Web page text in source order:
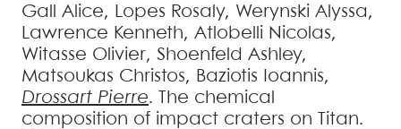
Gall
Alice, Lopes Rosaly, Werynski Alyssa,
Lawrence Kenneth, Atlobelli Nicolas,
Witasse Olivier, Shoenfeld Ashley,
Matsoukas Christos, Baziotis Ioannis,
Drossart Pierre.
The chemical
composition of impact craters on Titan.